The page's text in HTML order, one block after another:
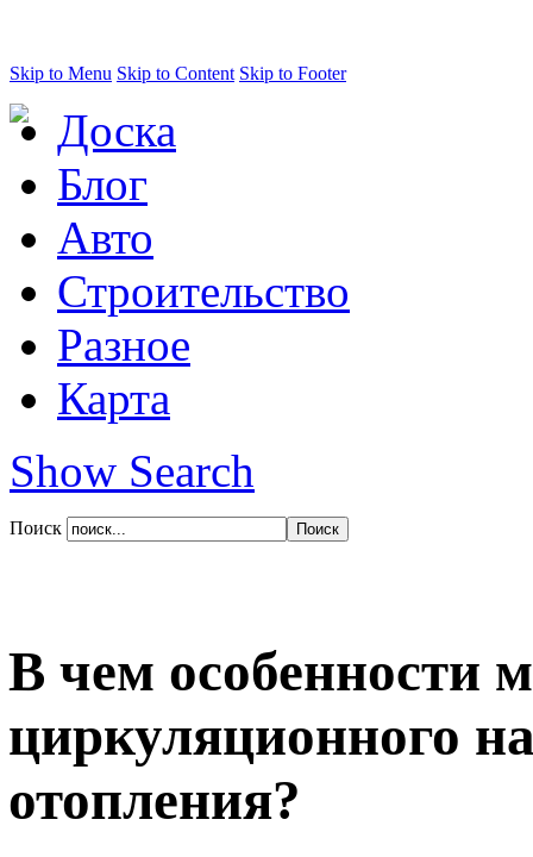
Skip to Menu Skip to Content Skip to Footer
Доска
Блог
Авто
Строительство
Разное
Карта
Show Search
Поиск
В чем особенности
циркуляционного
отопления?